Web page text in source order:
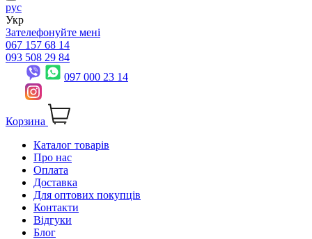
рус
Укр
Зателефонуйте мені
067 157 68 14
093 508 29 84
097 000 23 14
Корзина
Каталог товарів
Про нас
Оплата
Доставка
Для оптових покупців
Контакти
Відгуки
Блог